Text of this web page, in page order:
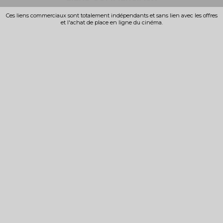
Ces liens commerciaux sont totalement indépendants et sans lien avec les offres
et l'achat de place en ligne du cinéma.